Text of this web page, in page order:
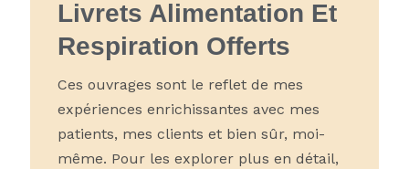
Livrets Alimentation Et
Respiration Offerts
Ces ouvrages sont le reflet de mes
expériences enrichissantes avec mes
patients, mes clients et bien sûr, moi-
même. Pour les explorer plus en détail,